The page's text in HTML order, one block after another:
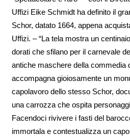
Uffizi Eike Schmidt ha definito il
Schor, datato 1664, appena
Uffizi. – “La tela mostra un
dorati che sfilano per il carnevale
antiche maschere della commedia
accompagna gioiosamente un
capolavoro dello stesso Schor,
una carrozza che ospita
Facendoci rivivere i fasti del
immortala e contestualizza un